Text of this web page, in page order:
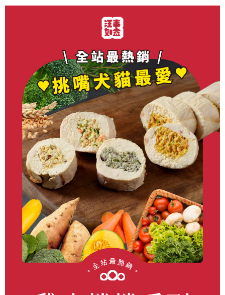
資料（包含姓名、電話或地址）提供予台灣大哥大進項蒐集、處理及利用，
由本公司與您本人進行分期帳單所需資料之確認、核對及更正。
3.完整用戶服務條款，請詳閱以下連結：https://oppay.tw/userRule
【黑貓宅配-貨到付款】冷凍配送
每筆NT$190，滿NT$2,200(含以上)免運費